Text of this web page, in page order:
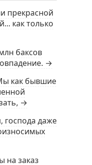
прекрасной
как только
баксов
→
как бывшие
→
господа даже
на заказ